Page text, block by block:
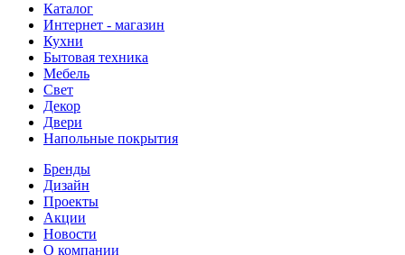
Каталог
Интернет - магазин
Кухни
Бытовая техника
Мебель
Свет
Декор
Двери
Напольные покрытия
Бренды
Дизайн
Проекты
Акции
Новости
О компании